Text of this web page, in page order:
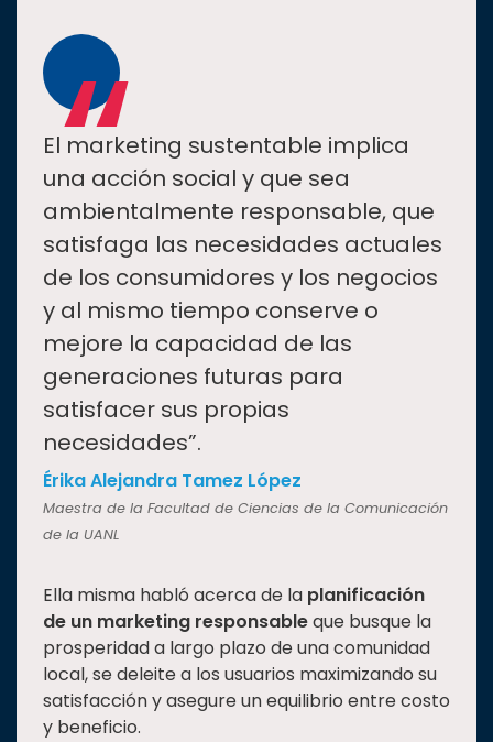
“
El marketing sustentable implica
una acción social y que sea
ambientalmente responsable, que
satisfaga las necesidades actuales
de los consumidores y los negocios
y al mismo tiempo conserve o
mejore la capacidad de las
generaciones futuras para
satisfacer sus propias
necesidades”.
Érika Alejandra Tamez López
Maestra de la Facultad de Ciencias de la Comunicación
de la UANL
Ella misma habló acerca de la planificación
de un marketing responsableque busque la
prosperidad a largo plazo de una comunidad
local, se deleite a los usuarios maximizando su
satisfacción y asegure un equilibrio entre costo
y beneficio.